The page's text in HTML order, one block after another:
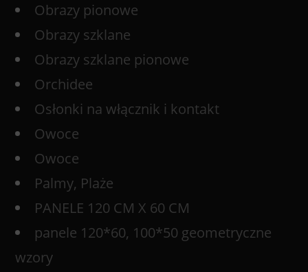
Obrazy pionowe
Obrazy szklane
Obrazy szklane pionowe
Orchidee
Osłonki na włącznik i kontakt
Owoce
Owoce
Palmy, Plaże
PANELE 120 CM X 60 CM
panele 120*60, 100*50 geometryczne
wzory